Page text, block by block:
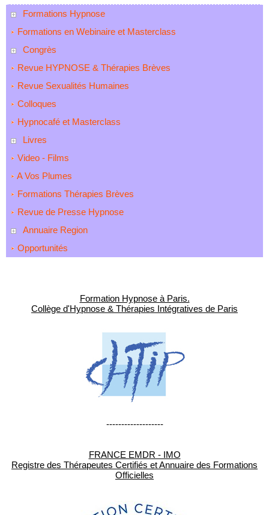
Formations Hypnose
Formations en Webinaire et Masterclass
Congrès
Revue HYPNOSE & Thérapies Brèves
Revue Sexualités Humaines
Colloques
Hypnocafé et Masterclass
Livres
Video - Films
A Vos Plumes
Formations Thérapies Brèves
Revue de Presse Hypnose
Annuaire Region
Opportunités
Formation Hypnose à Paris.
Collège d'Hypnose & Thérapies Intégratives de Paris
-------------------
FRANCE EMDR - IMO
Registre des Thérapeutes Certifiés et Annuaire des Formations
Officielles